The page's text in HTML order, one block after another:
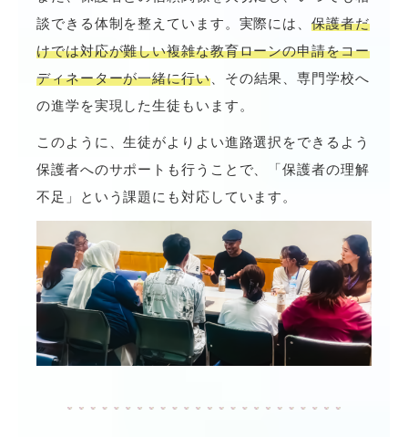
談できる体制を整えています。実際には、保護者だ
けでは対応が難しい複雑な教育ローンの申請をコー
ディネーターが一緒に行い、その結果、専門学校へ
の進学を実現した生徒もいます。
このように、生徒がよりよい進路選択をできるよう
保護者へのサポートも行うことで、「保護者の理解
不足」という課題にも対応しています。